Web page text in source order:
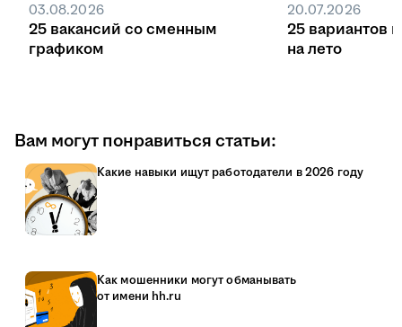
03.08.2026
25 вакансий со сменным
графиком
20.07.2026
25 вариантов
на лето
Вам могут понравиться статьи:
Какие навыки ищут работодатели в 2026 году
Как мошенники могут обманывать
от имени hh.ru